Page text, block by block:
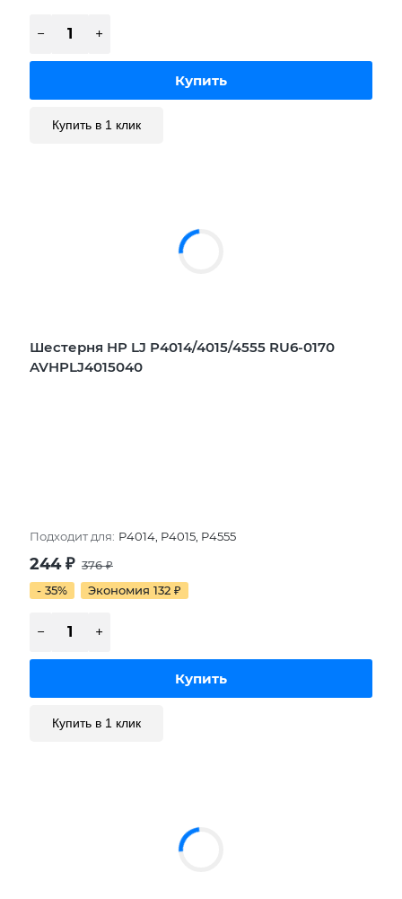
Купить в 1 клик
Шестерня HP LJ P4014/4015/4555 RU6-0170
AVHPLJ4015040
Подходит для: P4014, P4015, P4555
244₽ 376₽
- 35%
Экономия 132 ₽
Купить в 1 клик